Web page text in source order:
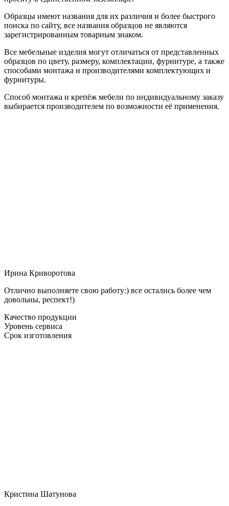
Образцы имеют названия для их различия и более быстрого
поиска по сайту, все названия образцов не являются
зарегистрированным товарным знаком.
Все мебельные изделия могут отличаться от представленных
образцов по цвету, размеру, комплектации, фурнитуре, а также
способами монтажа и производителями комплектующих и
фурнитуры.
Способ монтажа и крепёж мебели по индивидуальному заказу
выбирается производителем по возможности её применения.
Ирина Криворотова
Отлично выполняете свою работу:) все остались более чем
довольны, респект!)
Качество продукции
Уровень сервиса
Срок изготовления
Кристина Шатунова